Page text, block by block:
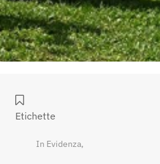
Etichette
In Evidenza,